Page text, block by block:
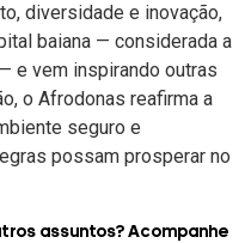
diversidade e inovação,
baiana — considerada a
e vem inspirando outras
o Afrodonas reafirma a
seguro e
possam prosperar no
assuntos? Acompanhe